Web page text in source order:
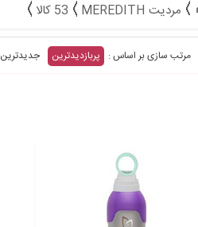
مردیت MEREDITH 53 کالا
پربازدیدترین جدیدترین